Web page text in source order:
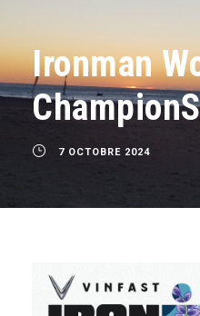
Ironman
7 OCTOBRE 2024